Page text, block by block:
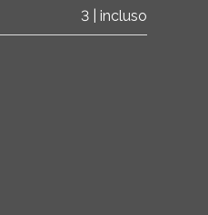
3 | incluso